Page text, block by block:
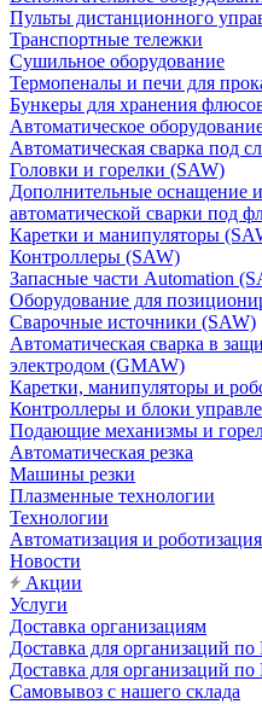
Пульты дистанционного
Транспортные тележки
Сушильное оборудование
Термопеналы и печи для
Бункеры для хранения
Автоматическое
Автоматическая сварка под
Головки и горелки (SAW)
Дополнительные оснащение
автоматической сварки под
Каретки и манипуляторы
Контроллеры (SAW)
Запасные части Automation
Оборудование для
Сварочные источники (SAW)
Автоматическая сварка в
электродом (GMAW)
Каретки, манипуляторы и
Контроллеры и блоки
Подающие механизмы и
Автоматическая резка
Машины резки
Плазменные технологии
Технологии
Автоматизация и роботизация
Новости
Акции
Услуги
Доставка организациям
Доставка для организаций по
Доставка для организаций
Самовывоз с нашего склада